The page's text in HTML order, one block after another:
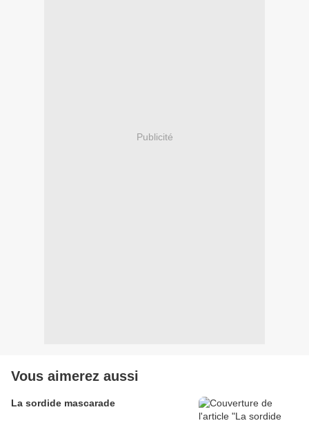
Publicité
Vous aimerez aussi
La sordide mascarade